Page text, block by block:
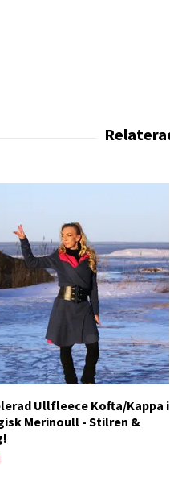
Ullfleece Kofta/Kappa i
Merinoull - Stilren &